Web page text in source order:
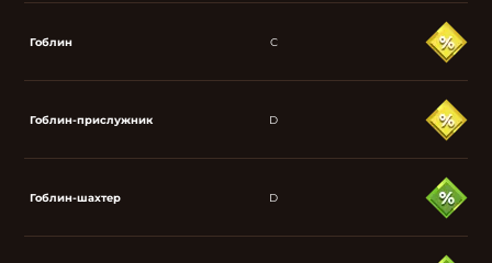
Гоблин C
Гоблин-прислужник D
Гоблин-шахтер D